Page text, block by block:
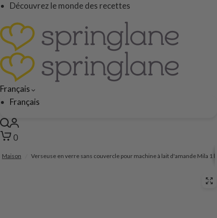
Découvrez le monde des recettes
Français
Français
0
Maison Verseuse en verre sans couvercle pour machine à lait d'amande Mila 1